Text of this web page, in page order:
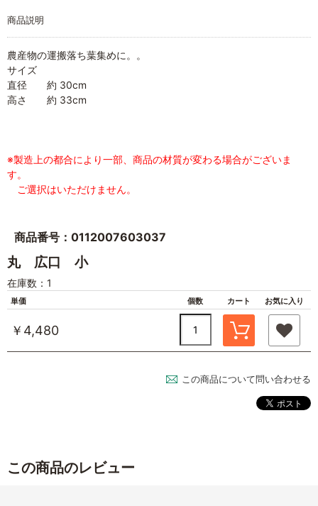
商品説明
農産物の運搬落ち葉集めに。。
サイズ
直径 約 30cm
高さ 約 33cm
※製造上の都合により一部、商品の材質が変わる場合がございま
す。
ご選択はいただけません。
商品番号：0112007603037
丸 広口 小
在庫数：1
単価 個数 カート お気に入り
￥4,480
この商品について問い合わせる
この商品のレビュー